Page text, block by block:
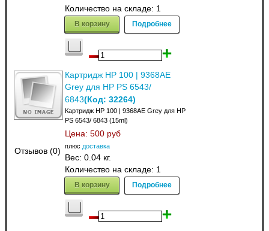
Количество на складе: 1
В корзину Подробнее
Отзывов (0)
Картридж HP 100 | 9368AE
Grey для HP PS 6543/
6843(Код:32264)
Картридж HP 100 | 9368AE Grey для HP
PS 6543/ 6843 (15ml)
Цена:500 руб
плюс доставка
Вес:0.04 кг.
Количество на складе: 1
В корзину Подробнее